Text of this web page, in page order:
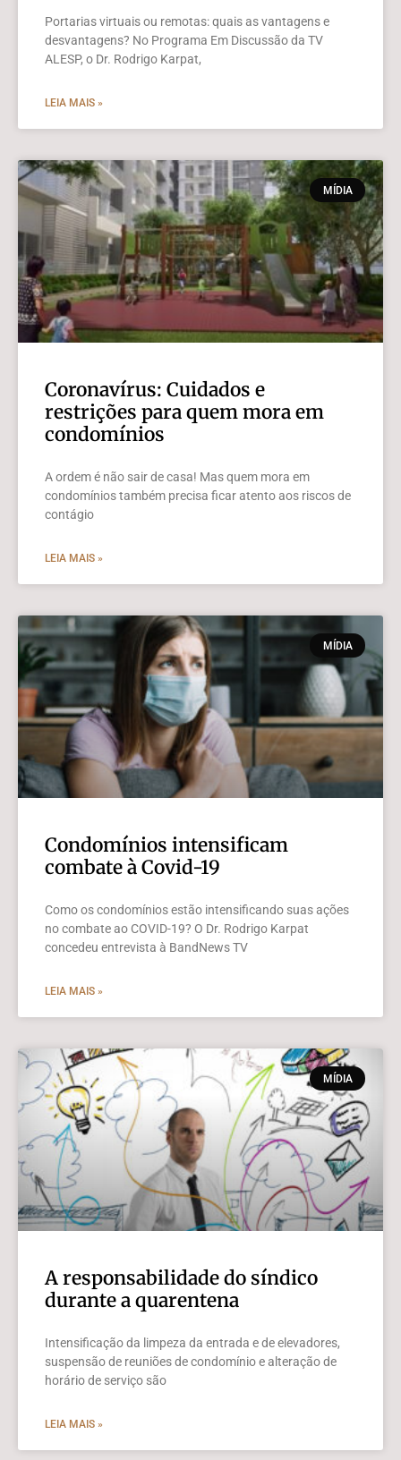
Portarias virtuais ou remotas: quais as vantagens e
desvantagens? No Programa Em Discussão da TV
ALESP, o Dr. Rodrigo Karpat,
LEIA MAIS »
MÍDIA
Coronavírus: Cuidados e
restrições para quem mora em
condomínios
A ordem é não sair de casa! Mas quem mora em
condomínios também precisa ficar atento aos riscos de
contágio
LEIA MAIS »
MÍDIA
Condomínios intensificam
combate à Covid-19
Como os condomínios estão intensificando suas ações
no combate ao COVID-19? O Dr. Rodrigo Karpat
concedeu entrevista à BandNews TV
LEIA MAIS »
MÍDIA
A responsabilidade do síndico
durante a quarentena
Intensificação da limpeza da entrada e de elevadores,
suspensão de reuniões de condomínio e alteração de
horário de serviço são
LEIA MAIS »